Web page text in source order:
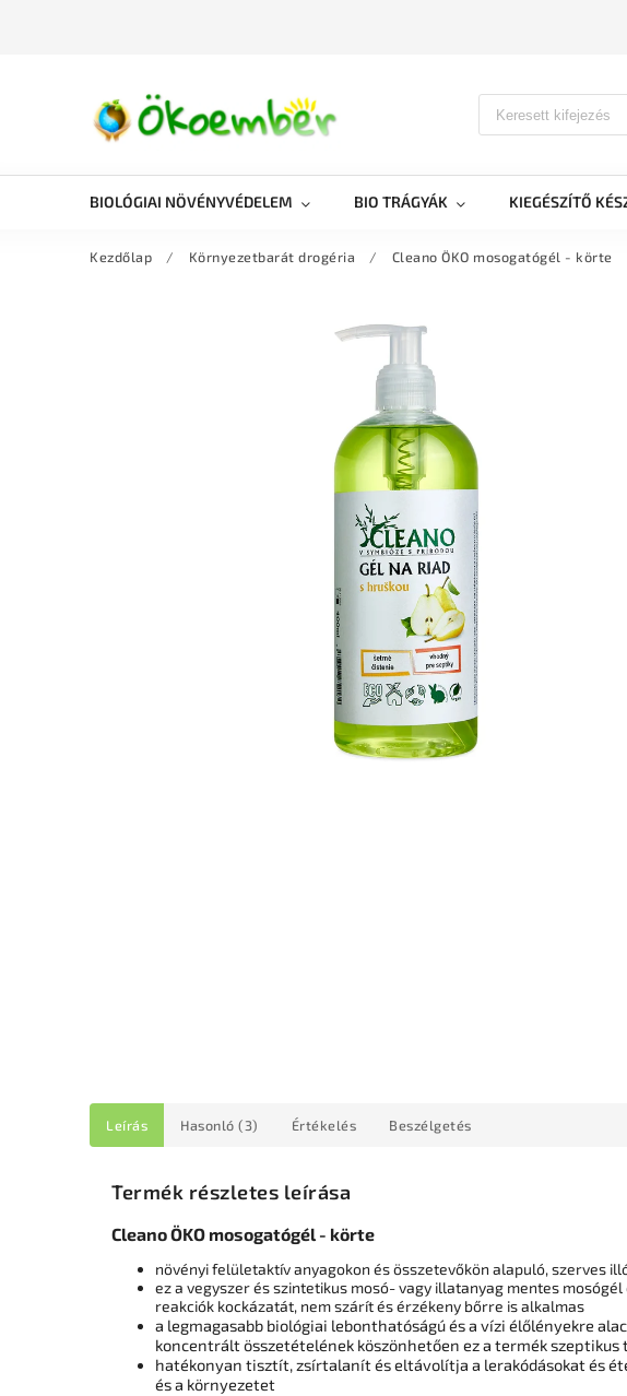
BIOLÓGIAI NÖVÉNYVÉDELEM BIO TRÁGYÁK KIEGÉSZÍTŐ
Kezdőlap / Környezetbarát drogéria / Cleano ÖKO mosogatógél - körte
Leírás Hasonló (3) Értékelés Beszélgetés
Termék részletes leírása
Cleano ÖKO mosogatógél - körte
növényi felületaktív anyagokon és összetevőkön alapuló, szerves
ez a vegyszer és szintetikus mosó- vagy illatanyag mentes
reakciók kockázatát, nem szárít és érzékeny bőrre is alkalmas
a legmagasabb biológiai lebonthatóságú és a vízi élőlényekre
koncentrált összetételének köszönhetően ez a termék
hatékonyan tisztít, zsírtalanít és eltávolítja a lerakódásokat és
és a környezetet